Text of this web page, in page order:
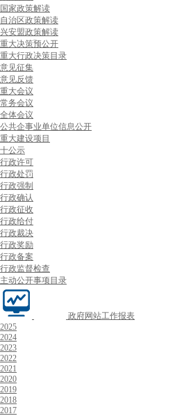
国家政策解读
自治区政策解读
兴安盟政策解读
重大决策预公开
重大行政决策目录
意见征集
意见反馈
重大会议
常务会议
全体会议
公共企事业单位信息公开
重大建设项目
十公示
行政许可
行政处罚
行政强制
行政确认
行政征收
行政给付
行政裁决
行政奖励
行政备案
行政监督检查
主动公开事项目录
政府网站工作报表
2025
2024
2023
2022
2021
2020
2019
2018
2017